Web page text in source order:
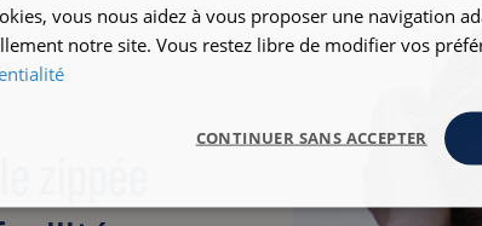
zippée
vous nous aidez à vous proposer une navigation
notre site. Vous restez libre de modifier vos
CONTINUER SANS ACCEPTER